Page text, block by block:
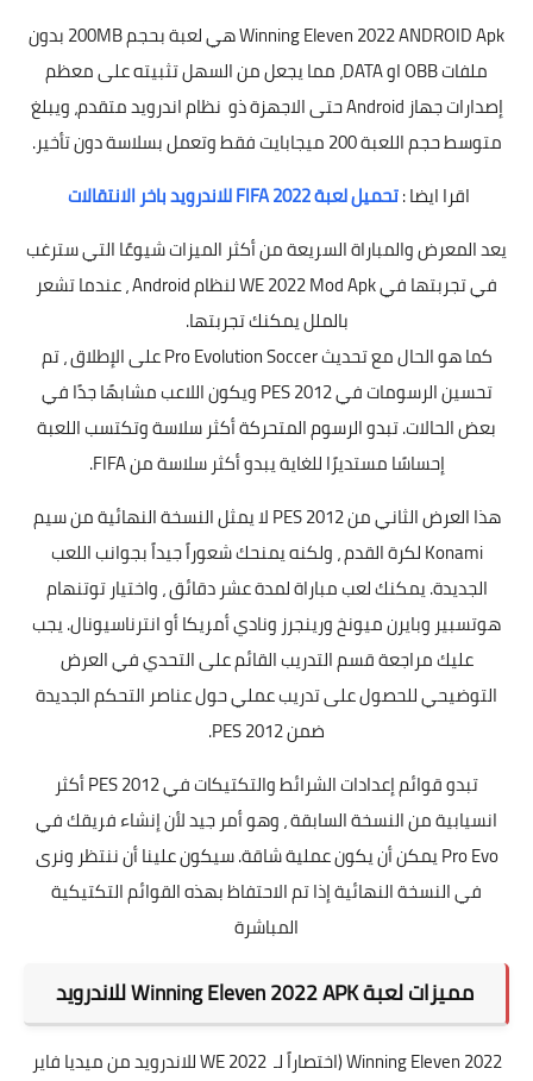
Winning Eleven 2022 ANDROID Apk هي لعبة بحجم 200MB بدون
ملفات OBB او DATA، مما يجعل من السهل تثبيته على معظم
إصدارات جهاز Android حتى الاجهزة ذو نظام اندرويد متقدم، ويبلغ
متوسط ​​حجم اللعبة 200 ميجابايت فقط وتعمل بسلاسة دون تأخير.
اقرا ايضا :تحميل لعبة 2022 FIFA للاندرويد باخر الانتقالات
يعد المعرض والمباراة السريعة من أكثر الميزات شيوعًا التي سترغب
في تجربتها في WE 2022 Mod Apk لنظام Android ، عندما تشعر
بالملل يمكنك تجربتها.
كما هو الحال مع تحديث Pro Evolution Soccer على الإطلاق ، تم
تحسين الرسومات في PES 2012 ويكون اللاعب مشابهًا جدًا في
بعض الحالات. تبدو الرسوم المتحركة أكثر سلاسة وتكتسب اللعبة
إحساسًا مستديرًا للغاية يبدو أكثر سلاسة من FIFA.
هذا العرض الثاني من PES 2012 لا يمثل النسخة النهائية من سيم
Konami لكرة القدم ، ولكنه يمنحك شعوراً جيداً بجوانب اللعب
الجديدة. يمكنك لعب مباراة لمدة عشر دقائق ، واختيار توتنهام
هوتسبير وبايرن ميونخ ورينجرز ونادي أمريكا أو انترناسيونال. يجب
عليك مراجعة قسم التدريب القائم على التحدي في العرض
التوضيحي للحصول على تدريب عملي حول عناصر التحكم الجديدة
ضمن PES 2012.
تبدو قوائم إعدادات الشرائط والتكتيكات في PES 2012 أكثر
انسيابية من النسخة السابقة ، وهو أمر جيد لأن إنشاء فريقك في
Pro Evo يمكن أن يكون عملية شاقة. سيكون علينا أن ننتظر ونرى
في النسخة النهائية إذا تم الاحتفاظ بهذه القوائم التكتيكية
المباشرة
مميزاتلعبةWinning Eleven 2022 APK للاندرويد
Winning Eleven 2022 (اختصاراً لـ WE 2022 للاندرويد من ميديا فاير